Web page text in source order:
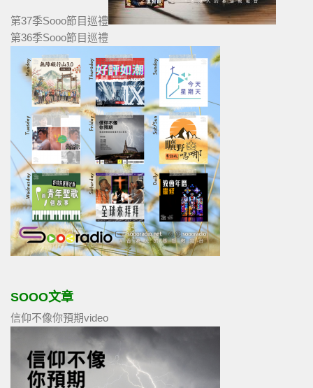
第37季Sooo節目巡禮
第36季Sooo節目巡禮
SOOO文章
信仰不像你預期video